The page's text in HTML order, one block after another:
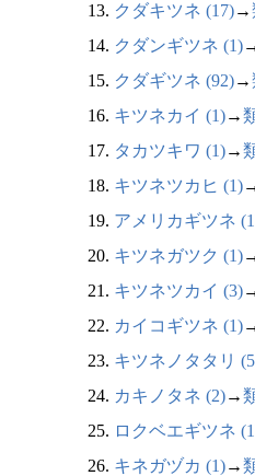
13. クダキツネ (17)→
14. クダンギツネ (1)
15. クダギツネ (92)→
16. キツネカイ (1)→
17. タカツキワ (1)→
18. キツネツカヒ (1)
19. アメリカギツネ
20. キツネガツク (1)
21. キツネツカイ (3)
22. カイコギツネ (1)
23. キツネノタタリ
24. カキノタネ (2)→
25. ロクベエギツネ
26. キネガヅカ (1)→